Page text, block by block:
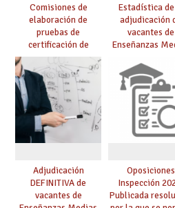
Comisiones de
elaboración de
pruebas de
certificación de
competencia
lingüística: publicada
resolución definitiva
Estadística
adjudicación
vacantes de
Enseñanzas
Adjudicación
DEFINITIVA de
vacantes de
Oposiciones
Inspección
Publicada